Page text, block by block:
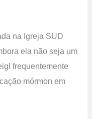
na Igreja SUD
ela não seja um
frequentemente
mórmon em